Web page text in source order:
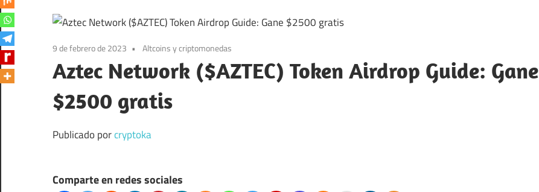
9 de febrero de 2023 Altcoins y criptomonedas
Aztec Network ($AZTEC) Token Airdrop Guide: Gane
$2500 gratis
Publicado porcryptoka
Comparte en redes sociales